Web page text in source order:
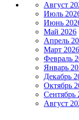
Август
Июль
Июнь
Май 2026
Апрель
Март 2026
Февраль
Январь
Декабрь
Октябрь
Сентябрь
Август